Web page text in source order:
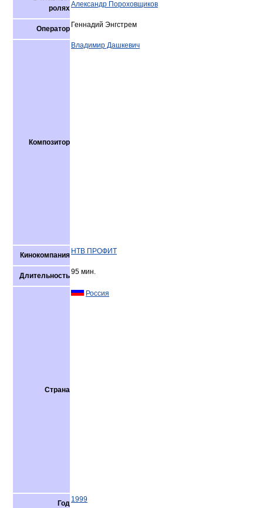
роляхАлександр Пороховщиков
Оператор Геннадий Энгстрем
Композитор
Владимир Дашкевич
Кинокомпания НТВ ПРОФИТ
Длительность95 мин.
Страна
Россия
Год 1999